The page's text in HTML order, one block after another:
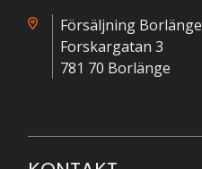
Försäljning Borlänge
Forskargatan 3
781 70 Borlänge